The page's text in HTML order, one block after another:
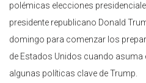
polémicas elecciones
presidente republicano Donald
domingo para comenzar los
de Estados Unidos cuando asuma
algunas políticas clave de Trump.